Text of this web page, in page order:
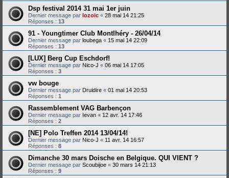
Dsp festival 2014 31 mai 1er juin
Dernier message par lozoic « 28 mai 14 21:25
Réponses : 13
91 - Youngtimer Club Montlhéry - 26/04/14
Dernier message par loubega « 15 mai 14 22:09
Réponses : 13
[LUX] Berg Cup Eschdorf!
Dernier message par Nico-J « 06 mai 14 17:05
Réponses : 3
vw bouge
Dernier message par Druidire « 01 mai 14 20:53
Réponses : 1
Rassemblement VAG Barbençon
Dernier message par Ievan « 12 avr. 14 17:46
Réponses : 2
[NE] Polo Treffen 2014 13/04/14!
Dernier message par Nico-J « 11 avr. 14 16:57
Réponses : 8
Dimanche 30 mars Doische en Belgique. QUI VIENT ?
Dernier message par Scoubijoe « 30 mars 14 21:13
Réponses : 9